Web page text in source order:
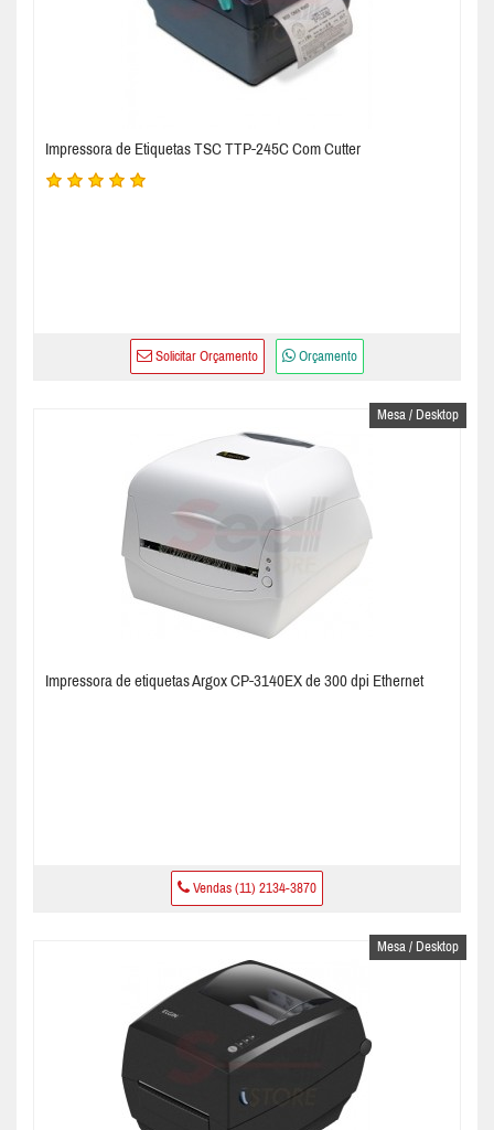
Impressora de Etiquetas TSC TTP-245C Com Cutter
Solicitar Orçamento Orçamento
Mesa / Desktop
Impressora de etiquetas Argox CP-3140EX de 300 dpi Ethernet
Vendas (11) 2134-3870
Mesa / Desktop